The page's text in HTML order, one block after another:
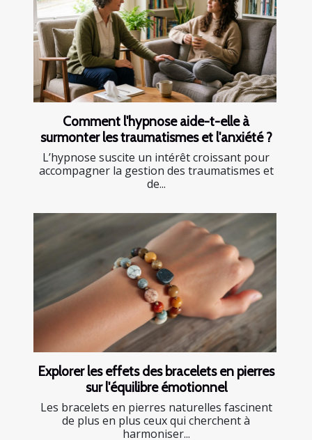
Comment l'hypnose aide-t-elle à
surmonter les traumatismes et l'anxiété ?
L’hypnose suscite un intérêt croissant pour
accompagner la gestion des traumatismes et
de...
Explorer les effets des bracelets en pierres
sur l'équilibre émotionnel
Les bracelets en pierres naturelles fascinent
de plus en plus ceux qui cherchent à
harmoniser...